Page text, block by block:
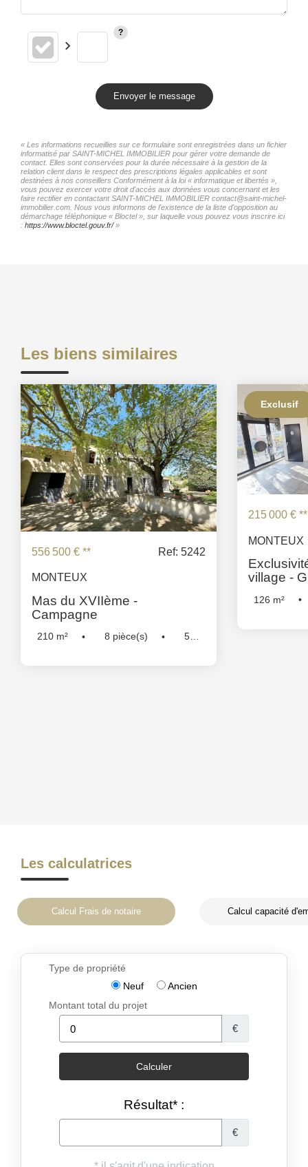
Envoyer le message
« Les informations recueillies sur ce formulaire sont enregistrées dans un fichier
informatisé par SAINT-MICHEL IMMOBILIER pour gérer votre demande de
contact. Elles sont conservées pour la durée nécessaire à la gestion de la
relation client dans le respect des prescriptions légales applicables et sont
destinées à nos conseillers Conformément à la loi « informatique et libertés »,
vous pouvez exercer votre droit d'accès aux données vous concernant et les
faire rectifier en contactant SAINT-MICHEL IMMOBILIER contact@saint-michel-
immobilier.com. Nous vous informons de l'existence de la liste d'opposition au
démarchage téléphonique « Bloctel », sur laquelle vous pouvez vous inscrire ici
: https://www.bloctel.gouv.fr/»
Les biens similaires
556 500 € ** Ref: 5242
MONTEUX
Mas du XVIIème -
Campagne
210 m² 8 pièce(s)
5
Exclusif
215 000 € **
MONTEUX
village -
126 m²
Les calculatrices
Calcul Frais de notaire Calcul capacité